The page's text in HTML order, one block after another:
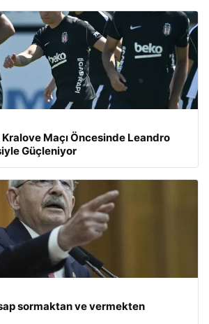
Maçı Öncesinde Leandro
Güçleniyor
sormaktan ve vermekten